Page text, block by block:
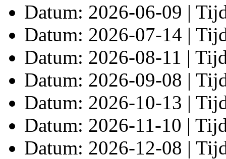
Datum: 2026-06-09 |
Datum: 2026-07-14 |
Datum: 2026-08-11 |
Datum: 2026-09-08 |
Datum: 2026-10-13 |
Datum: 2026-11-10 |
Datum: 2026-12-08 |